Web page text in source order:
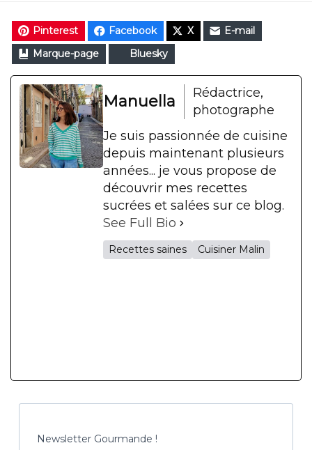
Pinterest Facebook X
E-mail
Marque-page
Bluesky
Manuella
Rédactrice,
photographe
Je suis passionnée de cuisine
depuis maintenant plusieurs
années... je vous propose de
découvrir mes recettes
sucrées et salées sur ce blog.
See Full Bio
Recettes saines Cuisiner Malin
Newsletter Gourmande !